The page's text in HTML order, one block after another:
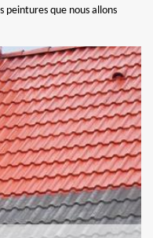
peintures que nous allons